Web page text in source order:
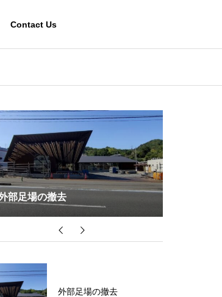
Contact Us
その他施設
泊棟２の掘方
外部足場の撤去